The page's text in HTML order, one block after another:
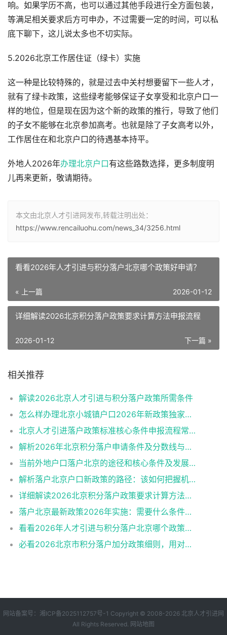
响。如果学历不高，也可以通过其他手段进行全方面包装，
等满足相关要求后方可申办，不过需要一定的时间，可以私
底下聊下，这儿说太多也不切实际。
5.2026北京工作居住证（绿卡）实施
这一种是比较特殊的，就是过去中关村想要留下一些人才，
就有了绿卡政策，这些绿考能够保证子女享受和北京户口一
样的地位，但是现在因为这个新的政策的推行，导致了他们
的子女不能够在北京参加高考。也就是除了子女高考以外，
工作居住在和北京户口的待遇基本持平。
外地人2026年办理北京户口有这些路数选择，更多制度明
儿再来更新，敬请期待。
本文由北京人才引进网发布,转载注明出处：
https://www.rencailuohu.com/news_34/3256.html
看看2026年人才引进与积分落户北京哪个政策好申请？
« 上一篇 2026-01-12
详细解读2026北京积分落户政策要求计算方法申报流程
下一篇 »
2026-01-12
相关推荐
解读2026北京人才引进与积分落户政策所需条件
怎么样办理北京小城镇户口2026年新政策独家解读
北京人才引进落户政策标准核心条件申报流程常见误区
解析2026年北京积分落户申请条件及分数线与避坑指南
当前外地户口落户北京的途径和核心条件及发展趋势
解析落户北京户口新政策的路径：该如何把握机遇？
详细解读2026北京积分落户政策要求计算方法申报流程
落户北京最新政策2026年实施：需要什么条件一阅便知
看看2026年人才引进与积分落户北京哪个政策好申请？
必看2026北京市积分落户加分政策细则，用对策略上岸更快！
网站备案号： 湘ICP备2025112757号-1 Copyright © 2008-2026 北京人才引进网
All Rights Reserved. 网站地图